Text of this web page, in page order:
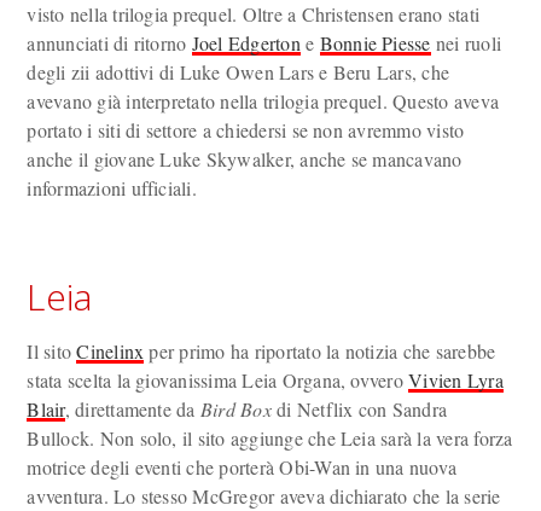
visto nella trilogia prequel. Oltre a Christensen erano stati
annunciati di ritorno Joel Edgerton e Bonnie Piesse nei ruoli
degli zii adottivi di Luke Owen Lars e Beru Lars, che
avevano già interpretato nella trilogia prequel. Questo aveva
portato i siti di settore a chiedersi se non avremmo visto
anche il giovane Luke Skywalker, anche se mancavano
informazioni ufficiali.
Leia
Il sitoCinelinx per primo ha riportato la notizia che sarebbe
stata scelta la giovanissima Leia Organa, ovveroVivien Lyra
Blair, direttamente da Bird Boxdi Netflix con Sandra
Bullock. Non solo, il sito aggiunge che Leia sarà la vera forza
motrice degli eventi che porterà Obi-Wan in una nuova
avventura. Lo stesso McGregor aveva dichiarato che la serie